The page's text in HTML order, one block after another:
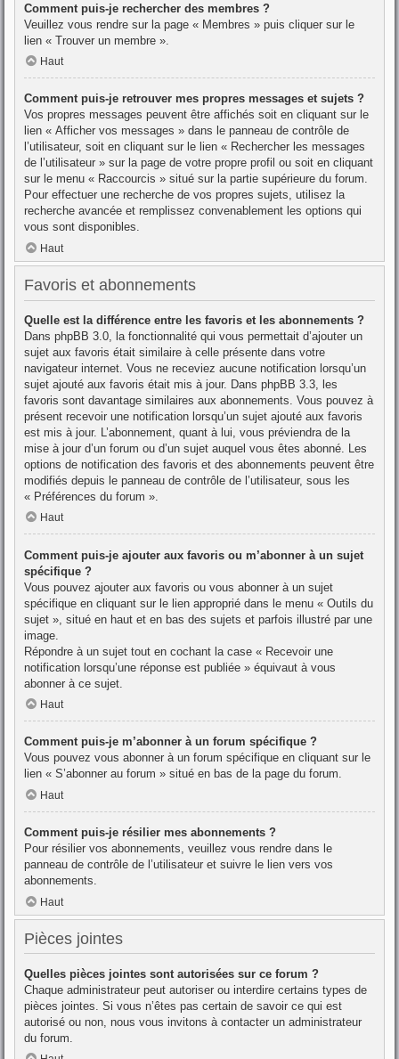
Comment puis-je rechercher des membres ?
Veuillez vous rendre sur la page « Membres » puis cliquer sur le
lien « Trouver un membre ».
Haut
Comment puis-je retrouver mes propres messages et sujets ?
Vos propres messages peuvent être affichés soit en cliquant sur le
lien « Afficher vos messages » dans le panneau de contrôle de
l’utilisateur, soit en cliquant sur le lien « Rechercher les messages
de l’utilisateur » sur la page de votre propre profil ou soit en cliquant
sur le menu « Raccourcis » situé sur la partie supérieure du forum.
Pour effectuer une recherche de vos propres sujets, utilisez la
recherche avancée et remplissez convenablement les options qui
vous sont disponibles.
Haut
Favoris et abonnements
Quelle est la différence entre les favoris et les abonnements ?
Dans phpBB 3.0, la fonctionnalité qui vous permettait d’ajouter un
sujet aux favoris était similaire à celle présente dans votre
navigateur internet. Vous ne receviez aucune notification lorsqu’un
sujet ajouté aux favoris était mis à jour. Dans phpBB 3.3, les
favoris sont davantage similaires aux abonnements. Vous pouvez à
présent recevoir une notification lorsqu’un sujet ajouté aux favoris
est mis à jour. L’abonnement, quant à lui, vous préviendra de la
mise à jour d’un forum ou d’un sujet auquel vous êtes abonné. Les
options de notification des favoris et des abonnements peuvent être
modifiés depuis le panneau de contrôle de l’utilisateur, sous les
« Préférences du forum ».
Haut
Comment puis-je ajouter aux favoris ou m’abonner à un sujet
spécifique ?
Vous pouvez ajouter aux favoris ou vous abonner à un sujet
spécifique en cliquant sur le lien approprié dans le menu « Outils du
sujet », situé en haut et en bas des sujets et parfois illustré par une
image.
Répondre à un sujet tout en cochant la case « Recevoir une
notification lorsqu’une réponse est publiée » équivaut à vous
abonner à ce sujet.
Haut
Comment puis-je m’abonner à un forum spécifique ?
Vous pouvez vous abonner à un forum spécifique en cliquant sur le
lien « S’abonner au forum » situé en bas de la page du forum.
Haut
Comment puis-je résilier mes abonnements ?
Pour résilier vos abonnements, veuillez vous rendre dans le
panneau de contrôle de l’utilisateur et suivre le lien vers vos
abonnements.
Haut
Pièces jointes
Quelles pièces jointes sont autorisées sur ce forum ?
Chaque administrateur peut autoriser ou interdire certains types de
pièces jointes. Si vous n’êtes pas certain de savoir ce qui est
autorisé ou non, nous vous invitons à contacter un administrateur
du forum.